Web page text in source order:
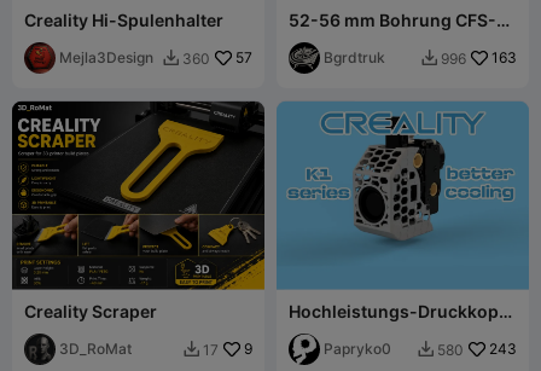
Creality Hi-Spulenhalter
Mejla3Design  360 57
52-56 mm Bohrung CFS-
Spulenadapter für 250g-
SpulenBgrdtruk  996 163
Creality Scraper
3D_RoMat  17 9
Hochleistungs-Druckkopf-
Abdeckung für die Creality
K1-SeriePapryko0  580 243